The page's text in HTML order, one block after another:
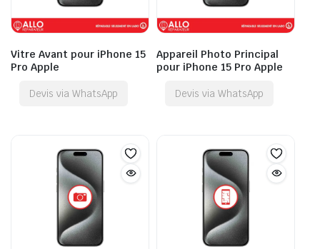
Vitre Avant pour iPhone 15
Pro Apple
Devis via WhatsApp
Appareil Photo Principal
pour iPhone 15 Pro Apple
Devis via WhatsApp